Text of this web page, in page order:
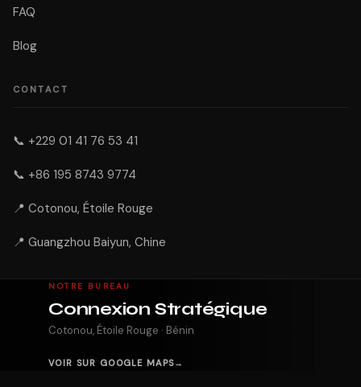
FAQ
Blog
CONTACT
📞 +229 01 41 76 53 41
📞 +86 195 8743 9774
📍 Cotonou, Étoile Rouge
📍 Guangzhou Baiyun, Chine
NOTRE BUREAU
Connexion Stratégique
Cotonou, Étoile Rouge · Bénin
VOIR SUR GOOGLE MAPS